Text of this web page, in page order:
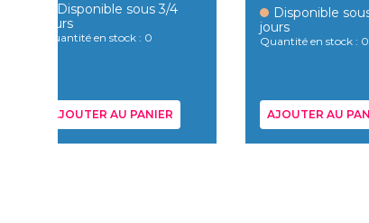
Disponible sous 3/4
jours
Quantité en stock : 0
AJOUTER AU PANIER
Disponible
jours
Quantité en stock : 0
AJOUTER AU